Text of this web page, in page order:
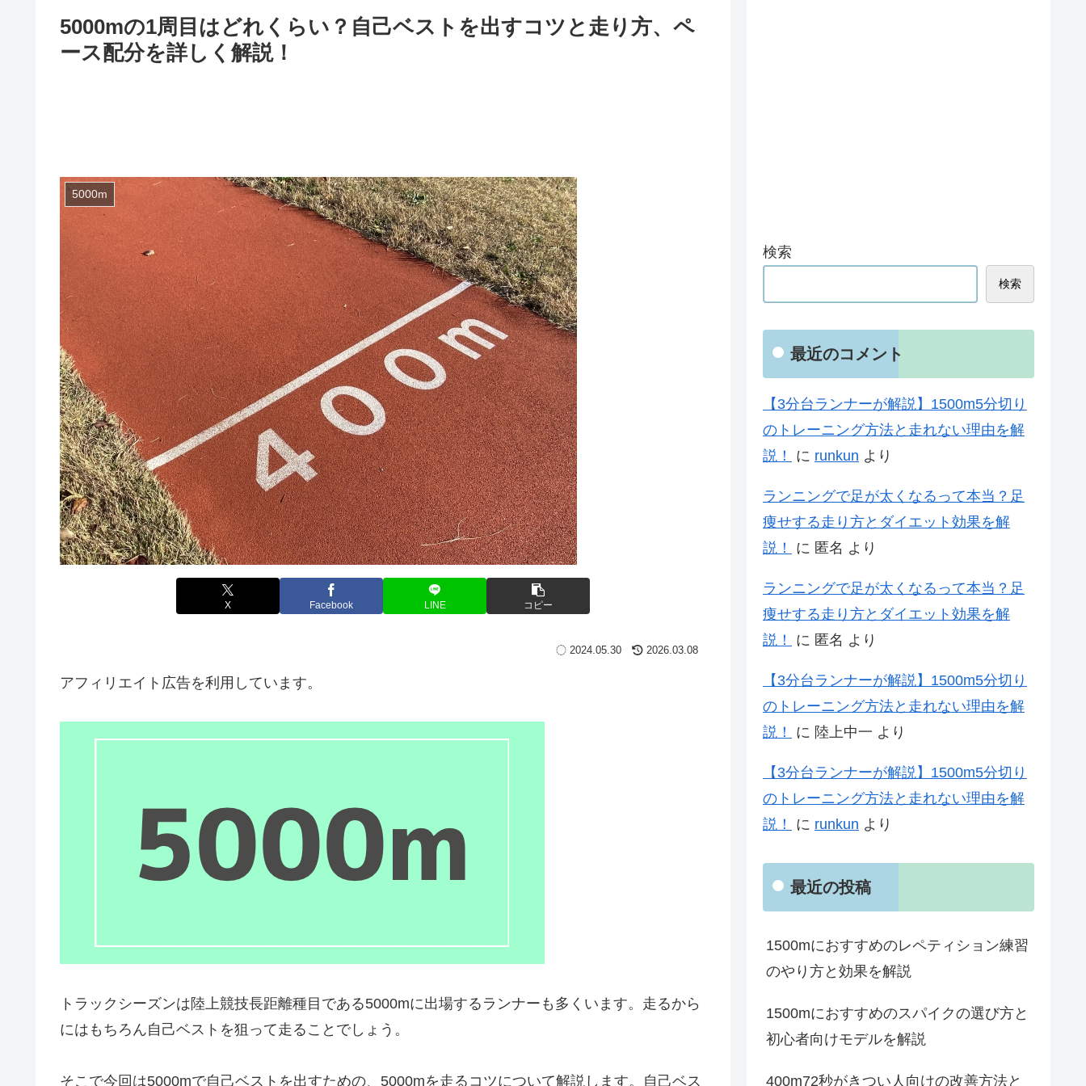
5000mの1周目はどれくらい？自己ベストを出すコツと走り方、ペ
ース配分を詳しく解説！
5000m
X Facebook LINE コピー
2024.05.30 2026.03.08
アフィリエイト広告を利用しています。
トラックシーズンは陸上競技長距離種目である5000mに出場するランナーも多くいます。走るから
にはもちろん自己ベストを狙って走ることでしょう。
そこで今回は5000mで自己ベストを出すための、5000mを走るコツについて解説します。自己ベス
検索
検索
最近のコメント
【3分台ランナーが解説】1500m5分切り
のトレーニング方法と走れない理由を解
説！
に runkun より
ランニングで足が太くなるって本当？足
痩せする走り方とダイエット効果を解
説！
に 匿名 より
ランニングで足が太くなるって本当？足
痩せする走り方とダイエット効果を解
説！
に 匿名 より
【3分台ランナーが解説】1500m5分切り
のトレーニング方法と走れない理由を解
説！
に 陸上中一 より
【3分台ランナーが解説】1500m5分切り
のトレーニング方法と走れない理由を解
説！
に runkun より
最近の投稿
1500mにおすすめのレペティション練習
のやり方と効果を解説
1500mにおすすめのスパイクの選び方と
初心者向けモデルを解説
400m72秒がきつい人向けの改善方法と